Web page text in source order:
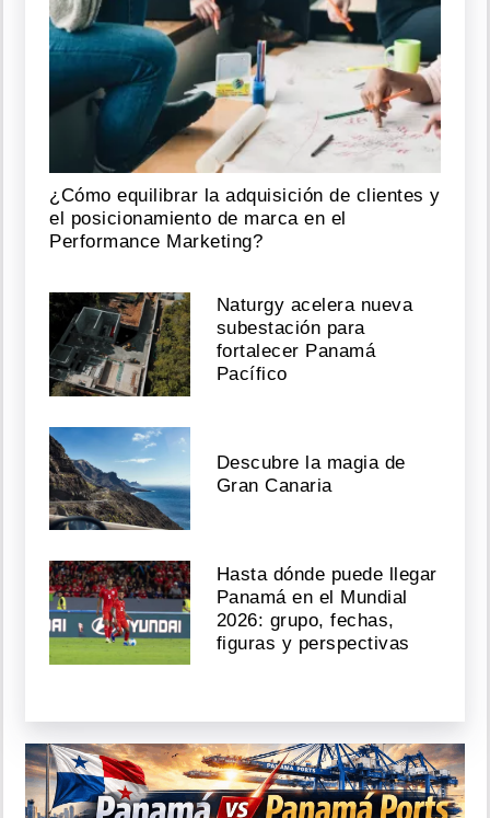
¿Cómo equilibrar la adquisición de clientes y
el posicionamiento de marca en el
Performance Marketing?
Naturgy acelera nueva
subestación para
fortalecer Panamá
Pacífico
Descubre la magia de
Gran Canaria
Hasta dónde puede llegar
Panamá en el Mundial
2026: grupo, fechas,
figuras y perspectivas